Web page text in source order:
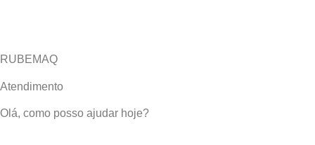
RUBEMAQ
Atendimento
Olá, como posso ajudar hoje?